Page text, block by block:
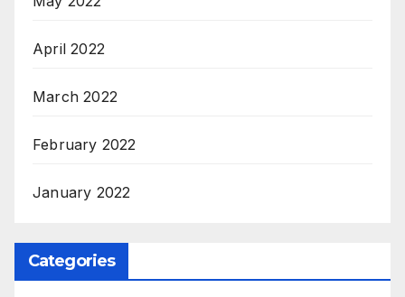
April 2022
March 2022
February 2022
January 2022
Categories